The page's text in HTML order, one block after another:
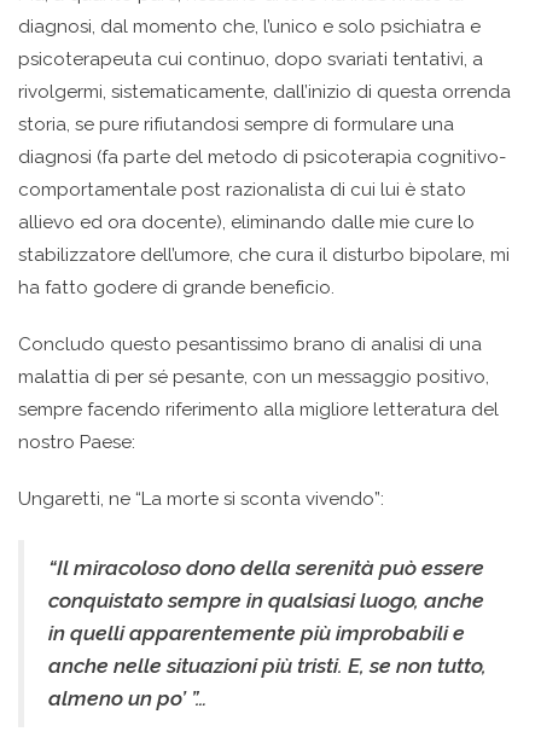
diagnosi, dal momento che, l’unico e solo psichiatra e
psicoterapeuta cui continuo, dopo svariati tentativi, a
rivolgermi, sistematicamente, dall’inizio di questa orrenda
storia, se pure rifiutandosi sempre di formulare una
diagnosi (fa parte del metodo di psicoterapia cognitivo-
comportamentale post razionalista di cui lui è stato
allievo ed ora docente), eliminando dalle mie cure lo
stabilizzatore dell’umore, che cura il disturbo bipolare, mi
ha fatto godere di grande beneficio.
Concludo questo pesantissimo brano di analisi di una
malattia di per sé pesante, con un messaggio positivo,
sempre facendo riferimento alla migliore letteratura del
nostro Paese:
Ungaretti, ne “La morte si sconta vivendo”:
“Il miracoloso dono della serenità può essere
conquistato sempre in qualsiasi luogo, anche
in quelli apparentemente più improbabili e
anche nelle situazioni più tristi. E, se non tutto,
almeno un po’ ”…